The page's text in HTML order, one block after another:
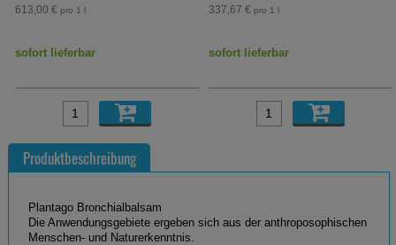
613,00 € pro 1 l
sofort lieferbar
337,67 € pro 1 l
sofort lieferbar
Produktbeschreibung
Plantago Bronchialbalsam
Die Anwendungsgebiete ergeben sich aus der anthroposophischen
Menschen- und Naturerkenntnis.